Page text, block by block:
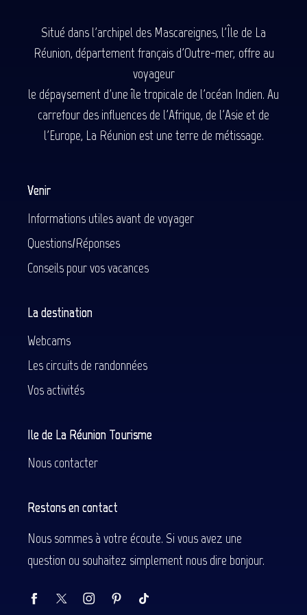
Situé dans l'archipel des Mascareignes, l'Île de La
Réunion, département français d'Outre-mer, offre au
voyageur
le dépaysement d'une île tropicale de l'océan Indien. Au
carrefour des influences de l'Afrique, de l'Asie et de
l'Europe, La Réunion est une terre de métissage.
Venir
Informations utiles avant de voyager
Questions/Réponses
Conseils pour vos vacances
La destination
Webcams
Les circuits de randonnées
Vos activités
Ile de La Réunion Tourisme
Nous contacter
Restons en contact
Nous sommes à votre écoute. Si vous avez une
question ou souhaitez simplement nous dire bonjour.